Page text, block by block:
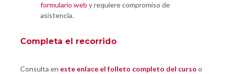
formulario web y requiere compromiso de
asistencia.
Completa el recorrido
Consulta en este enlace el folleto completo del curso o